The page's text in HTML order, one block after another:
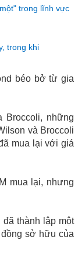
trong lĩnh vực
trong khi
béo bở từ gia
Broccoli, những
và Broccoli
mua lại với giá
mua lại, nhưng
đã thành lập một
sở hữu của